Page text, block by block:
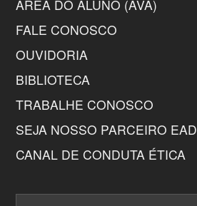
ÁREA DO ALUNO (AVA)
FALE CONOSCO
OUVIDORIA
BIBLIOTECA
TRABALHE CONOSCO
SEJA NOSSO PARCEIRO EAD
CANAL DE CONDUTA ÉTICA